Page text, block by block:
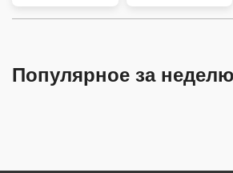
Популярное за неделю